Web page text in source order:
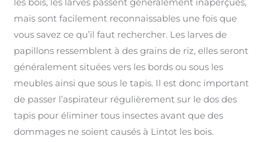
mais sont facilement reconnaissables une fois que
vous savez ce qu’il faut rechercher. Les larves de
papillons ressemblent à des grains de riz, elles seront
généralement situées vers les bords ou sous les
meubles ainsi que sous le tapis. Il est donc important
de passer l’aspirateur régulièrement sur le dos des
tapis pour éliminer tous insectes avant que des
dommages ne soient causés à Lintot les bois.